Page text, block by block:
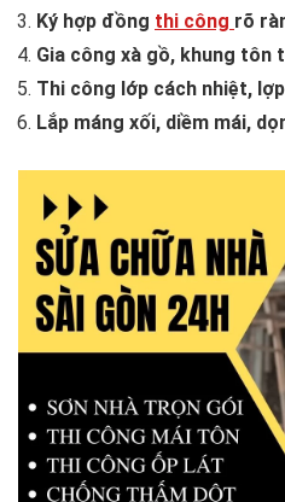
Ký hợp đồng thi công rõ
Gia công xà gồ, khung
Thi công lớp cách nhiệt,
Lắp máng xối, diềm mái,